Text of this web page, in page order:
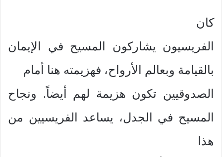
كان
الفريسيون يشاركون المسيح في الإيمان
بالقيامة وبعالم الأرواح، فهزيمته هنا أمام
الصدوقيين تكون هزيمة لهم أيضاً. ونجاح
المسيح في الجدل، يساعد الفريسيين من
هذا